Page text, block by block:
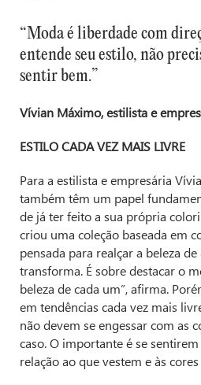
“Moda é liberdade com
entende seu estilo, não
sentir bem.”
Vívian Máximo, estilista e
ESTILO CADA VEZ MAIS LIVRE
Para a estilista e empresária
também têm um papel
de já ter feito a sua própria
criou uma coleção baseada em
pensada para realçar a beleza
transforma. É sobre destacar o
beleza de cada um”, afirma.
em tendências cada vez mais
não devem se engessar com as
caso. O importante é se
relação ao que vestem e às